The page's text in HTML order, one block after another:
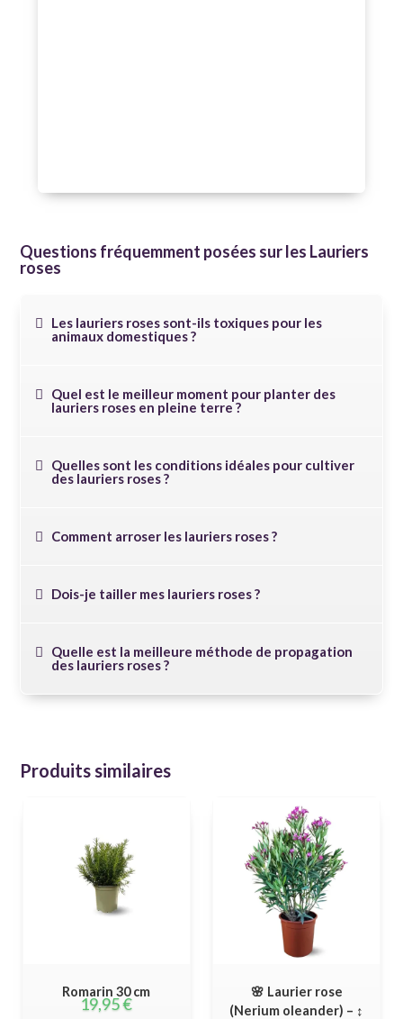
Questions fréquemment posées sur les Lauriers
roses
Les lauriers roses sont-ils toxiques pour les
animaux domestiques ?
Quel est le meilleur moment pour planter des
lauriers roses en pleine terre ?
Quelles sont les conditions idéales pour cultiver
des lauriers roses ?
Comment arroser les lauriers roses ?
Dois-je tailler mes lauriers roses ?
Quelle est la meilleure méthode de propagation
des lauriers roses ?
Produits similaires
Romarin 30 cm
19,95€
🌸 Laurier rose
(Nerium oleander) – ↕